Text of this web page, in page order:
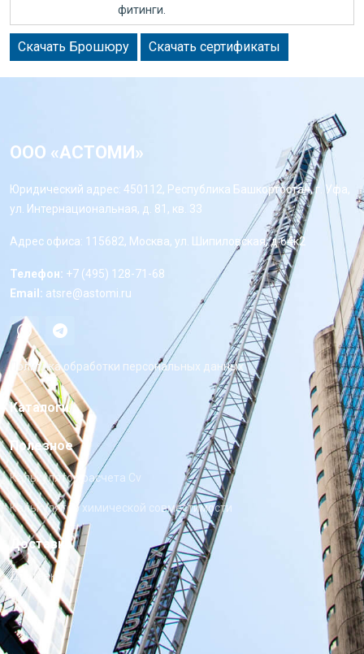
фитинги.
Скачать Брошюру Скачать сертификаты
ООО «АСТОМИ»
Юридический адрес: 450112, Республика Башкортостан, г. Уфа,
ул. Интернациональная, д. 81, кв. 33
Адрес офиса: 115682, Москва, ул. Шипиловская, д 64к2
Телефон: +7 (495) 128-71-68
Email: atsre@astomi.ru
Политика обработки персональных данных
Каталоги
Полезное
Калькулятор расчета Cv
Калькулятор химической совместимости
Доставка
Доставка